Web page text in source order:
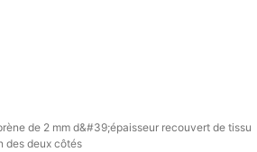
de 2 mm d&#39;épaisseur recouvert de tissu
des deux côtés